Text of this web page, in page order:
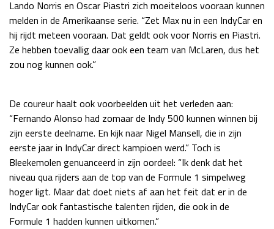
GP QATAR 2026 27 - 29 nov
zo 17:00 - 19:00
Race
zo 14:00 - 16:00
Lando Norris en Oscar Piastri zich moeiteloos vooraan kunnen
melden in de Amerikaanse serie. “Zet Max nu in een IndyCar en
hij rijdt meteen vooraan. Dat geldt ook voor Norris en Piastri.
Ze hebben toevallig daar ook een team van McLaren, dus het
zou nog kunnen ook.”
De coureur haalt ook voorbeelden uit het verleden aan:
“Fernando Alonso had zomaar de Indy 500 kunnen winnen bij
zijn eerste deelname. En kijk naar Nigel Mansell, die in zijn
eerste jaar in IndyCar direct kampioen werd.” Toch is
Bleekemolen genuanceerd in zijn oordeel: “Ik denk dat het
niveau qua rijders aan de top van de Formule 1 simpelweg
hoger ligt. Maar dat doet niets af aan het feit dat er in de
IndyCar ook fantastische talenten rijden, die ook in de
Formule 1 hadden kunnen uitkomen.”